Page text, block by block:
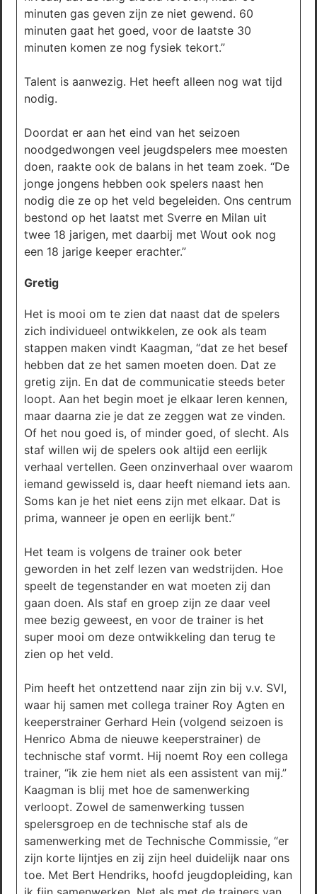
minuten gas geven zijn ze niet gewend. 60
minuten gaat het goed, voor de laatste 30
minuten komen ze nog fysiek tekort.”
Talent is aanwezig. Het heeft alleen nog wat tijd
nodig.
Doordat er aan het eind van het seizoen
noodgedwongen veel jeugdspelers mee moesten
doen, raakte ook de balans in het team zoek. “De
jonge jongens hebben ook spelers naast hen
nodig die ze op het veld begeleiden. Ons centrum
bestond op het laatst met Sverre en Milan uit
twee 18 jarigen, met daarbij met Wout ook nog
een 18 jarige keeper erachter.”
Gretig
Het is mooi om te zien dat naast dat de spelers
zich individueel ontwikkelen, ze ook als team
stappen maken vindt Kaagman, “dat ze het besef
hebben dat ze het samen moeten doen. Dat ze
gretig zijn. En dat de communicatie steeds beter
loopt. Aan het begin moet je elkaar leren kennen,
maar daarna zie je dat ze zeggen wat ze vinden.
Of het nou goed is, of minder goed, of slecht. Als
staf willen wij de spelers ook altijd een eerlijk
verhaal vertellen. Geen onzinverhaal over waarom
iemand gewisseld is, daar heeft niemand iets aan.
Soms kan je het niet eens zijn met elkaar. Dat is
prima, wanneer je open en eerlijk bent.”
Het team is volgens de trainer ook beter
geworden in het zelf lezen van wedstrijden. Hoe
speelt de tegenstander en wat moeten zij dan
gaan doen. Als staf en groep zijn ze daar veel
mee bezig geweest, en voor de trainer is het
super mooi om deze ontwikkeling dan terug te
zien op het veld.
Pim heeft het ontzettend naar zijn zin bij v.v. SVI,
waar hij samen met collega trainer Roy Agten en
keeperstrainer Gerhard Hein (volgend seizoen is
Henrico Abma de nieuwe keeperstrainer) de
technische staf vormt. Hij noemt Roy een collega
trainer, “ik zie hem niet als een assistent van mij.”
Kaagman is blij met hoe de samenwerking
verloopt. Zowel de samenwerking tussen
spelersgroep en de technische staf als de
samenwerking met de Technische Commissie, “er
zijn korte lijntjes en zij zijn heel duidelijk naar ons
toe. Met Bert Hendriks, hoofd jeugdopleiding, kan